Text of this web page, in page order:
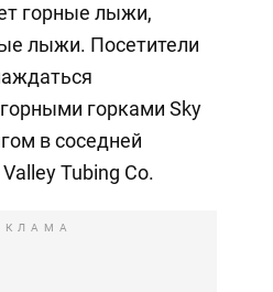
горные лыжи,
лыжи. Посетители
горками Sky
в соседней
Tubing Co.